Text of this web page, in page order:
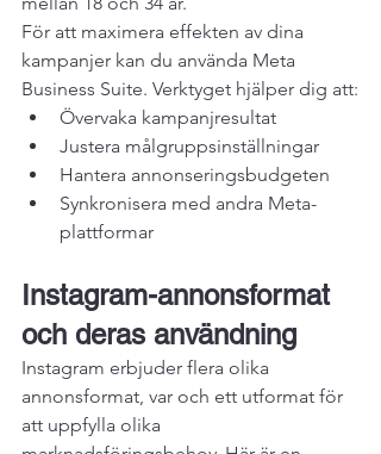
För att maximera effekten av dina
kampanjer kan du använda Meta
Business Suite. Verktyget hjälper dig att:
Övervaka kampanjresultat
Justera målgruppsinställningar
Hantera annonseringsbudgeten
Synkronisera med andra Meta-
plattformar
Instagram-annonsformat
och deras användning
Instagram erbjuder flera olika
annonsformat, var och ett utformat för
att uppfylla olika